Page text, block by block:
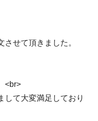
させて頂きました。
<br>
して大変満足しており